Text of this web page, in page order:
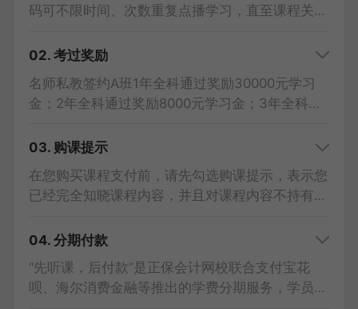
码可不限时间、次数重复点播学习，直至课程关
用。
②多考期：辅导期内随意学，最后1考期考试结束
后一周关闭，每年需要人脸识别开课，新一年课程
外）
1考期协议>> 2考期协议>> 3考期协议>>
③名师私教签约班：2026年考试成绩公布当日关
校提供报名信息（未报名学员提供身份证信息），
或未通过的成绩证明，提出申请并审核通过后方可
享受第二年或第三年免费重学的政策，逾期申请不
予办理！辅导期内已通过科目，不再提供续学服
02. 考过奖励
名师私教签约A班1年全科通过奖励30000元学习
金；2年全科通过奖励8000元学习金；3年全科通
03. 购课提示
在您购买课程支付前，请先勾选购课提示，表示您
已经完全知晓课程内容，并且对课程内容不持有任
04. 分期付款
“先听课，后付款”是正保会计网校联合支付宝花
呗、海尔消费金融等推出的学费分期服务，学员仅